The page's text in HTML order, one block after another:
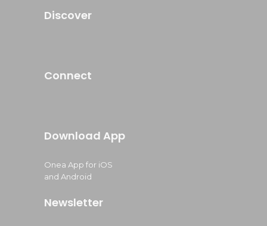
Discover
Connect
Download App
Onea App for iOS
and Android
Newsletter